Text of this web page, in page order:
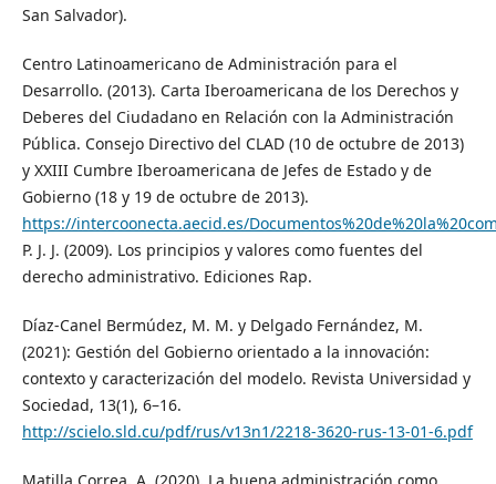
San Salvador).
Centro Latinoamericano de Administración para el
Desarrollo. (2013). Carta Iberoamericana de los Derechos y
Deberes del Ciudadano en Relación con la Administración
Pública. Consejo Directivo del CLAD (10 de octubre de 2013)
y XXIII Cumbre Iberoamericana de Jefes de Estado y de
Gobierno (18 y 19 de octubre de 2013).
https://intercoonecta.aecid.es/
P. J. J. (2009). Los principios y valores como fuentes del
derecho administrativo. Ediciones Rap.
Díaz-Canel Bermúdez, M. M. y Delgado Fernández, M.
(2021): Gestión del Gobierno orientado a la innovación:
contexto y caracterización del modelo. Revista Universidad y
Sociedad, 13(1), 6–16.
http://scielo.sld.cu/pdf/rus/v13n1/2218-3620-rus-13-01-6.pdf